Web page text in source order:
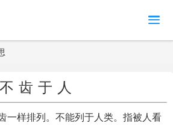
MENU
不齿于人
一样排列。不能列于人类。指被人看